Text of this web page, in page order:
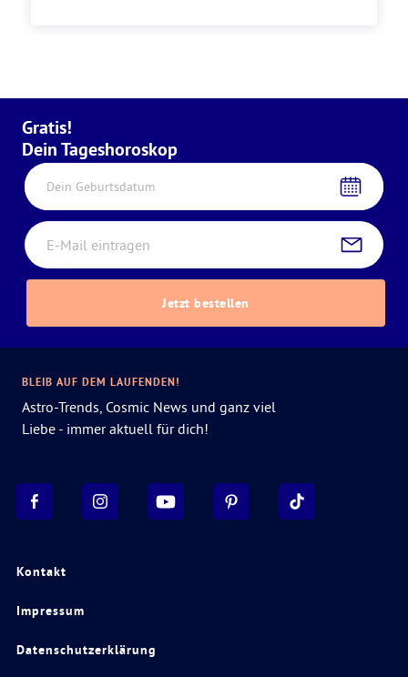
Gratis!
Dein Tageshoroskop
Dein Geburtsdatum
Jetzt bestellen
Kontakt
Impressum
Datenschutzerklärung
BLEIB AUF DEM LAUFENDEN!
Astro-Trends, Cosmic News und ganz viel
Liebe - immer aktuell für dich!